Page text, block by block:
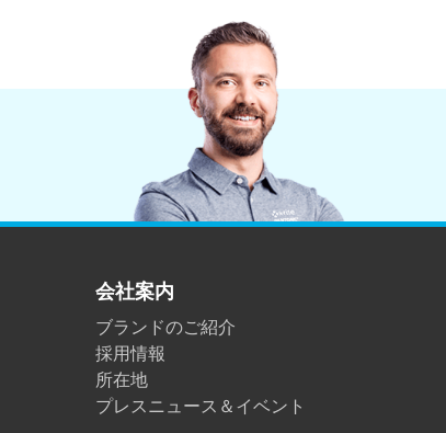
会社案内
ブランドのご紹介
採用情報
所在地
プレスニュース＆イベント